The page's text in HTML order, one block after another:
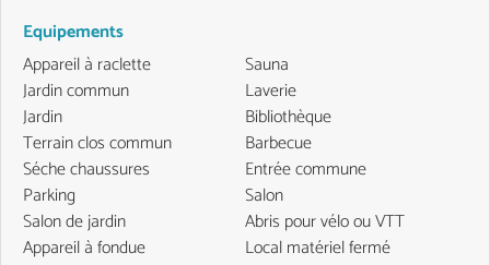
Equipements
Appareil à raclette
Jardin commun
Jardin
Terrain clos commun
Séche chaussures
Parking
Salon de jardin
Appareil à fondue
Sauna
Laverie
Bibliothèque
Barbecue
Entrée commune
Salon
Abris pour vélo ou VTT
Local matériel fermé